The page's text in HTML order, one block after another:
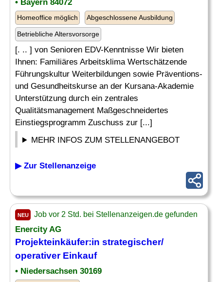
• Bayern 84072
Homeoffice möglich Abgeschlossene Ausbildung
Betriebliche Altersvorsorge
[. .. ] von Senioren EDV-Kenntnisse Wir bieten
Ihnen: Familiäres Arbeitsklima Wertschätzende
Führungskultur Weiterbildungen sowie Präventions-
und Gesundheitskurse an der Kursana-Akademie
Unterstützung durch ein zentrales
Qualitätsmanagement Maßgeschneidertes
Einstiegsprogramm Zuschuss zur [...]
MEHR INFOS ZUM STELLENANGEBOT
▶ Zur Stellenanzeige
NEU Job vor 2 Std. bei Stellenanzeigen.de gefunden
Enercity AG
Projekteinkäufer:in strategischer/
operativer Einkauf
• Niedersachsen 30169